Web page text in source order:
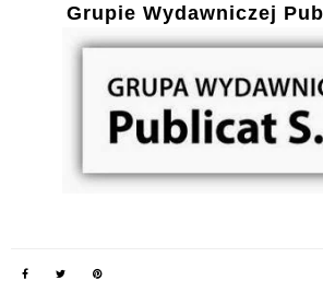
Grupie Wydawniczej